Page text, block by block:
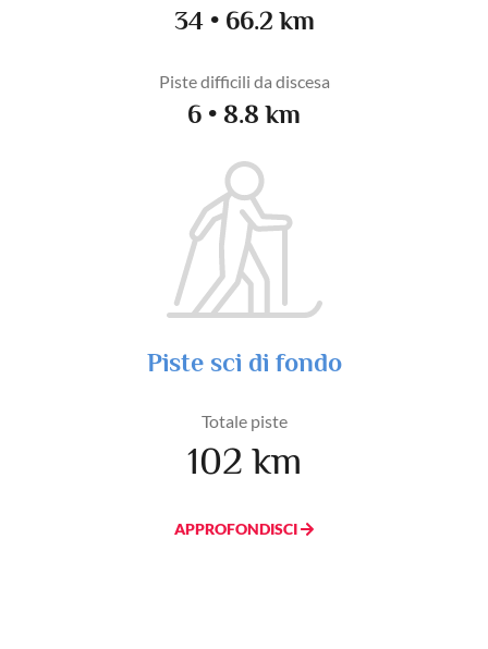
34 • 66.2 km
Piste difficili da discesa
6 • 8.8 km
Piste sci di fondo
Totale piste
102 km
APPROFONDISCI